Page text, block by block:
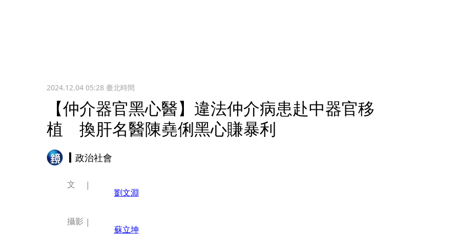
2024.12.04 05:28臺北時間
【仲介器官黑心醫】違法仲介病患赴中器官移
植 換肝名醫陳堯俐黑心賺暴利
政治社會
文
劉文淵
攝影
蘇立坤